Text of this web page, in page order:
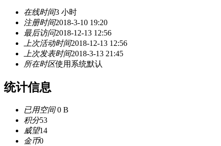
在线时间3 小时
注册时间2018-3-10 19:20
最后访问2018-12-13 12:56
上次活动时间2018-12-13 12:56
上次发表时间2018-3-13 21:45
所在时区使用系统默认
统计信息
已用空间0 B
积分53
威望14
金币0